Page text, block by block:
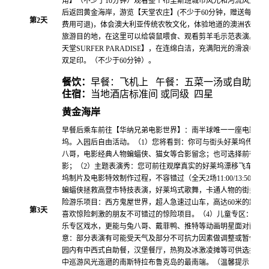
第2天
后返回黄金海岸，游览【天堂农庄】(不少于60分钟，赠送每人
费用可退)，体会澳大利亚传统农牧文化，体验地道的澳洲农场
旅游目的地，在这里可以给袋鼠喂食、观看剪羊毛示范表演。游
天堂SURFER PARADISE】，在连绵白洁，充满阳光的滑浪者天
双足印。（不少于60分钟）。
餐饮： 早餐：飞机上 午餐：五菜一汤或自助 晚
住宿： 当地酒店标准间 或同级 四星
第3天
黄金海岸
早餐后乘车前往【华纳兄弟电影世界】：南半球唯一一座电影主
坞。入园后自由活动。（1）您将看到：你可与街头好莱坞传奇
八哥，电影经典人物蝙蝠侠、猫女等合影留念；也可选择前往观
影；（2）主题表演秀：您可前往观摩真实的好莱坞漂移飞车表
坞制片及电影特效制作过程，不容错过（全天2场11:00/13:50，
蝙蝠侠拯救高登市特技表演，好莱坞式歌舞，卡通人物的街头秀
险游乐项目：西方鬼屋世界，超人急速过山车，高达60米的跳楼
喜欢惊险刺激的朋友不可错过的惊险项目。（4）儿童专区：儿
乐专区戏水，更能与兔八哥、戴菲鸭、推特等动画明星面对面。
意：部分表演有可能受天气及部分不可抗力因素做调整或暂停）
园内有中西式自助餐，汉堡餐厅，热狗及冰激凌摊等可供选择)
中巡游风光迤逦的南斯特拉布鲁克岛的最南端。（温馨提示：直